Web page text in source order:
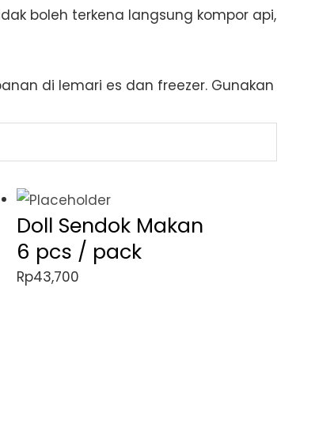
boleh terkena langsung kompor api,
di lemari es dan freezer. Gunakan
Doll Sendok Makan
6 pcs / pack
Rp43,700